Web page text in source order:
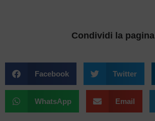
Condividi la pagina
Facebook Twitter
WhatsApp Email